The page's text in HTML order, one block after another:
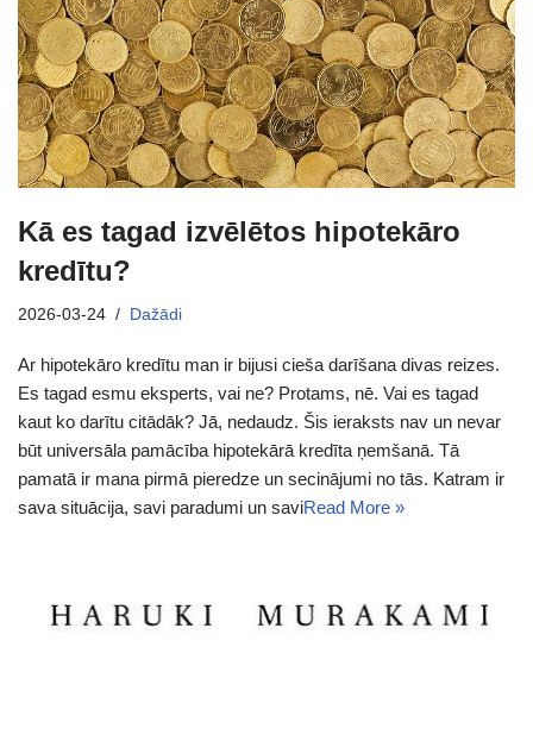
Kā es tagad izvēlētos hipotekāro
kredītu?
2026-03-24 Dažādi
Ar hipotekāro kredītu man ir bijusi cieša darīšana divas reizes.
Es tagad esmu eksperts, vai ne? Protams, nē. Vai es tagad
kaut ko darītu citādāk? Jā, nedaudz. Šis ieraksts nav un nevar
būt universāla pamācība hipotekārā kredīta ņemšanā. Tā
pamatā ir mana pirmā pieredze un secinājumi no tās. Katram ir
sava situācija, savi paradumi un saviRead More »